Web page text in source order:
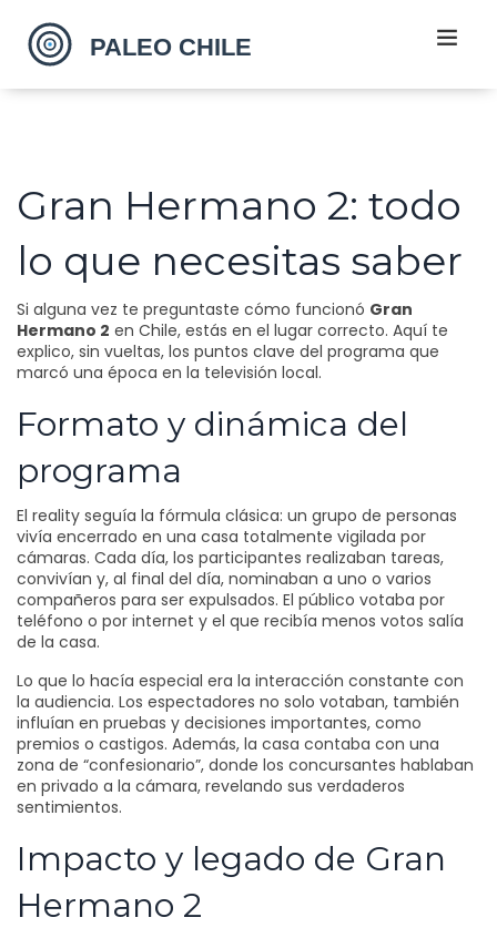
Gran Hermano 2: todo
lo que necesitas saber
Si alguna vez te preguntaste cómo funcionó Gran
Hermano 2 en Chile, estás en el lugar correcto. Aquí te
explico, sin vueltas, los puntos clave del programa que
marcó una época en la televisión local.
Formato y dinámica del
programa
El reality seguía la fórmula clásica: un grupo de personas
vivía encerrado en una casa totalmente vigilada por
cámaras. Cada día, los participantes realizaban tareas,
convivían y, al final del día, nominaban a uno o varios
compañeros para ser expulsados. El público votaba por
teléfono o por internet y el que recibía menos votos salía
de la casa.
Lo que lo hacía especial era la interacción constante con
la audiencia. Los espectadores no solo votaban, también
influían en pruebas y decisiones importantes, como
premios o castigos. Además, la casa contaba con una
zona de “confesionario”, donde los concursantes hablaban
en privado a la cámara, revelando sus verdaderos
sentimientos.
Impacto y legado de Gran
Hermano 2